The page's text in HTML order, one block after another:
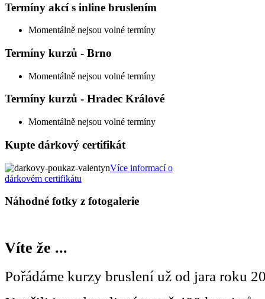
Termíny akcí s inline bruslením
Momentálně nejsou volné termíny
Termíny kurzů - Brno
Momentálně nejsou volné termíny
Termíny kurzů - Hradec Králové
Momentálně nejsou volné termíny
Kupte dárkový certifikát
Více informací o
dárkovém certifikátu
Náhodné fotky z fotogalerie
Víte že ...
Pořádáme kurzy bruslení už od jara roku